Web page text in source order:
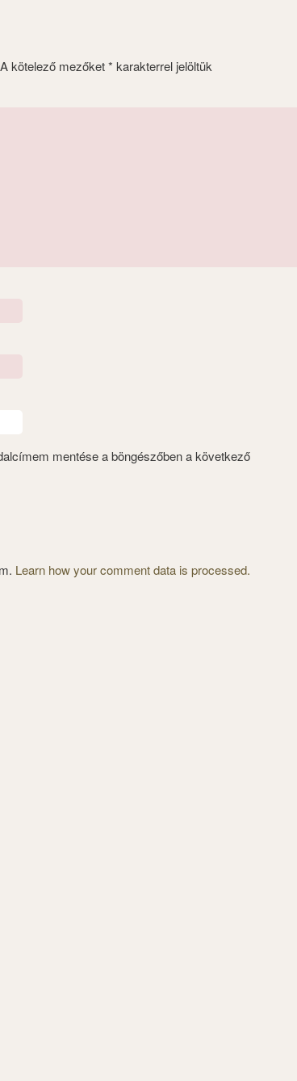
A kötelező mezőket* karakterrel jelöltük
mentése a böngészőben a következő
Learn how your comment data is processed.